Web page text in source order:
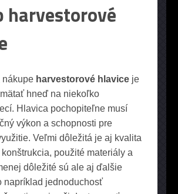
harvestorové
nákupe harvestorové hlavice je
hneď na niekoľko
Hlavica pochopiteľne musí
výkon a schopnosti pre
Veľmi dôležitá je aj kvalita
použité materiály a
dôležité sú ale aj ďalšie
napríklad jednoduchosť